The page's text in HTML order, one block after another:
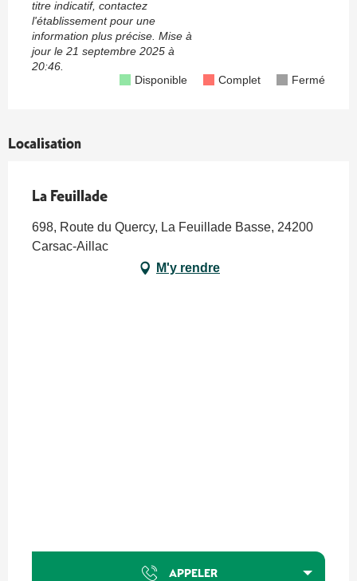
titre indicatif, contactez
l'établissement pour une
information plus précise. Mise à
jour le 21 septembre 2025 à
20:46.
Disponible
Complet Fermé
Localisation
La Feuillade
698, Route du Quercy, La Feuillade Basse, 24200
Carsac-Aillac
M'y rendre
APPELER